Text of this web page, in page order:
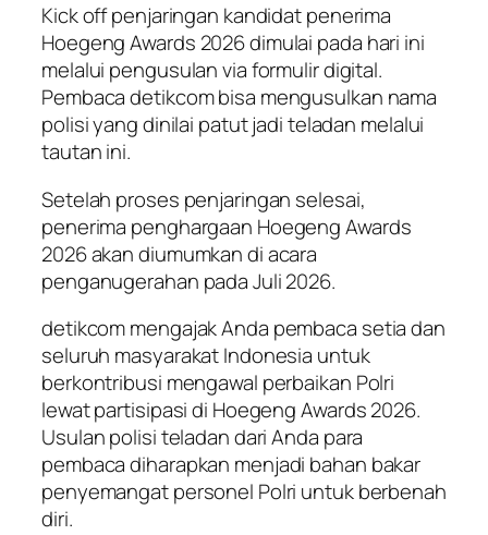
Kick off penjaringan kandidat penerima
Hoegeng Awards 2026 dimulai pada hari ini
melalui pengusulan via formulir digital.
Pembaca detikcom bisa mengusulkan nama
polisi yang dinilai patut jadi teladan melalui
tautan ini.
Setelah proses penjaringan selesai,
penerima penghargaan Hoegeng Awards
2026 akan diumumkan di acara
penganugerahan pada Juli 2026.
detikcom mengajak Anda pembaca setia dan
seluruh masyarakat Indonesia untuk
berkontribusi mengawal perbaikan Polri
lewat partisipasi di Hoegeng Awards 2026.
Usulan polisi teladan dari Anda para
pembaca diharapkan menjadi bahan bakar
penyemangat personel Polri untuk berbenah
diri.